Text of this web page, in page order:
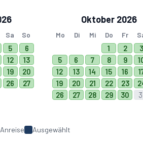
Sa So
5
6
12
13
19
20
26
27
Oktober 2026
Mo Di Mi Do Fr
1 2 3
5
6 7 8 9
12
13 14 15 16
19
20 21 22 23
26
27 28 29 30
Ausgewählt